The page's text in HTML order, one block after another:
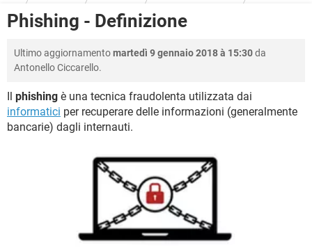
iOS WINDOWS 10
TIKTOK
COVID-19
INTRATTENIMENTO ANDROID
iOS WINDOWS 10
TIKTOK FACEBOOK
HARDWARE
DOWNLOAD
INTRATTENIMENTO
INSTAGRAM WHATSAPP
FORUM
INTRATTENIMENTO ANDROID
iOS
FACEBOOK
COVID-19 GAMING
INTRATTENIMENTO
WINDOWS 10
WHATSAPP
FACEBOOK
Phishing - Definizione
Ultimo aggiornamentomartedì 9 gennaio 2018 à 15:30da
Antonello Ciccarello.
Il phishing è una tecnica fraudolenta utilizzata dai
informatici per recuperare delle informazioni (generalmente
bancarie) dagli internauti.